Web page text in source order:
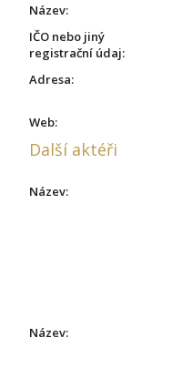
Název:
IČO nebo jiný
registrační údaj:
Adresa:
Web:
Další aktéři
Název:
Název: